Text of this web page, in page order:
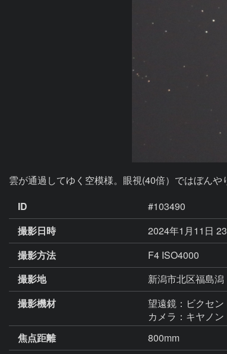
雲が通過してゆく空模様。眼視(40倍）ではぼんや
ID
#103490
撮影日時
2024年1月11日
撮影方法
F4 ISO4000
撮影地
新潟市北区福島潟
撮影機材
望遠鏡：ビクセン
カメラ：キヤノン
焦点距離
800mm